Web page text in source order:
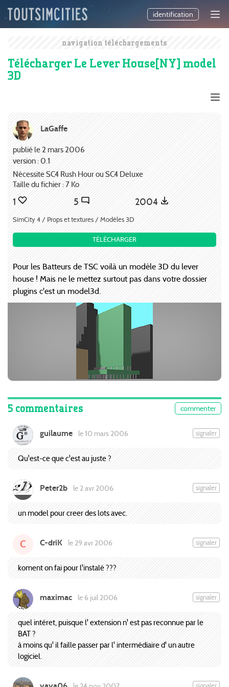
identification
navigation téléchargements
Télécharger Le Lever House[NY] model
3D
LaGaffe
publié le 2 mars 2006
version : 0.1
Nécessite SC4 Rush Hour ou SC4 Deluxe
Taille du fichier : 7 Ko
1 5 2004
SimCity 4 / Props et textures / Modèles 3D
TÉLÉCHARGER
Pour les Batteurs de TSC voilà un modèle 3D du lever
house ! Mais ne le mettez surtout pas dans votre dossier
plugins c'est un model3d.
5 commentaires commenter
guilaume le 10 mars 2006 signaler
Qu'est-ce que c'est au juste ?
Peter2b le 2 avr 2006 signaler
un model pour creer des lots avec.
C C-driK le 29 avr 2006 signaler
koment on fai pour l'instalé ???
maximac le 6 juil 2006 signaler
quel intéret, puisque l' extension n' est pas reconnue par le
BAT ?
à moins qu' il faille passer par l' intermédiaire d' un autre
logiciel.